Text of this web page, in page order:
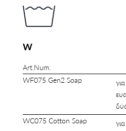
W
Art.Num.
WF075 Gen2 Soap
WC075 Cotton Soap